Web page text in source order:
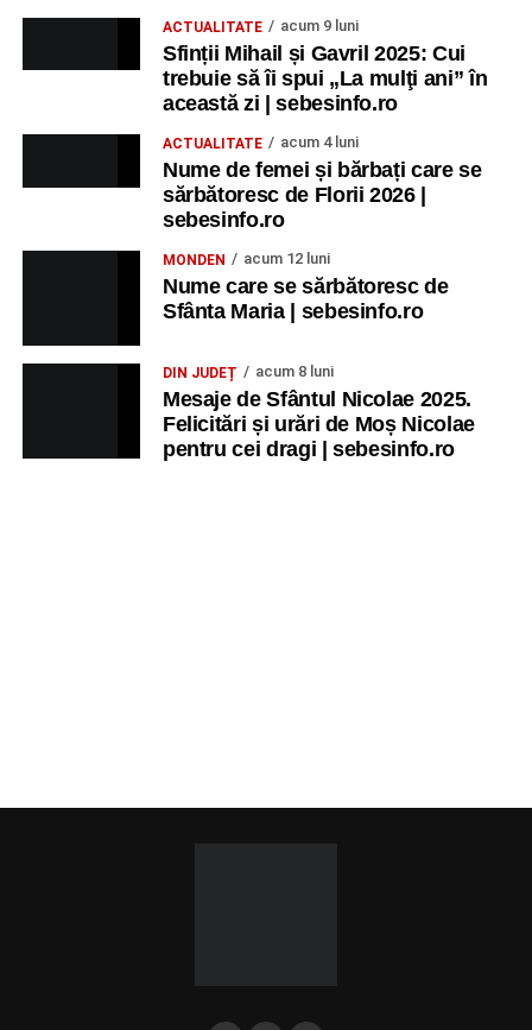
ACTUALITATE acum 9 luni
Sfinții Mihail și Gavril 2025: Cui
trebuie să îi spui „La mulţi ani” în
această zi | sebesinfo.ro
ACTUALITATE acum 4 luni
Nume de femei și bărbați care se
sărbătoresc de Florii 2026 |
sebesinfo.ro
MONDEN acum 12 luni
Nume care se sărbătoresc de
Sfânta Maria | sebesinfo.ro
DIN JUDEȚ acum 8 luni
Mesaje de Sfântul Nicolae 2025.
Felicitări și urări de Moș Nicolae
pentru cei dragi | sebesinfo.ro